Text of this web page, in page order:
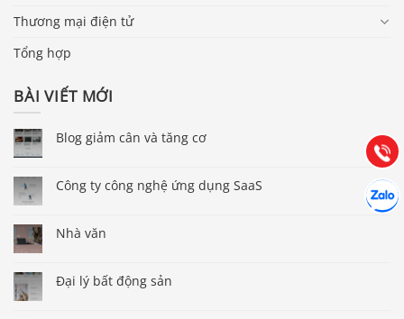
Thương mại điện tử
Tổng hợp
BÀI VIẾT MỚI
Blog giảm cân và tăng cơ
Công ty công nghệ ứng dụng SaaS
Nhà văn
Đại lý bất động sản
Gọi
(028) 22.166.144
Chát
Hợp tác